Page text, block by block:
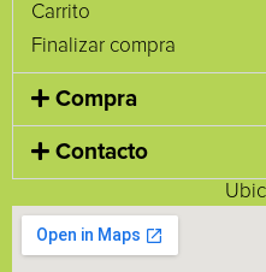
Carrito
Finalizar compra
Compra
Contacto